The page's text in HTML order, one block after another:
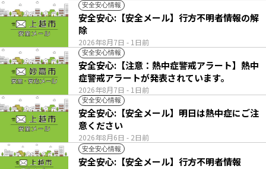
安全安心情報
2026年8月7日 - 1日前
安全安心:【安全メール】行方不明者情報の解
除
安全安心情報
2026年8月7日 - 1日前
安全安心:【注意：熱中症警戒アラート】熱中
症警戒アラートが発表されています。
安全安心情報
2026年8月6日 - 2日前
安全安心:【安全メール】明日は熱中症にご注
意ください
安全安心情報
安全安心:【安全メール】行方不明者情報